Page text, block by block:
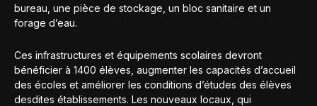
bureau, une pièce de stockage, un bloc sanitaire et un
forage d’eau.
Ces infrastructures et équipements scolaires devront
bénéficier à 1400 élèves, augmenter les capacités d’accueil
des écoles et améliorer les conditions d’études des élèves
desdites établissements. Les nouveaux locaux, qui